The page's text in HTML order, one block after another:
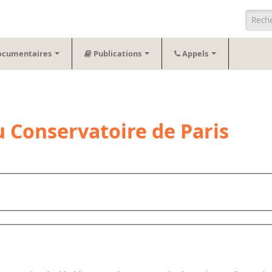
Publications Appels
de Paris